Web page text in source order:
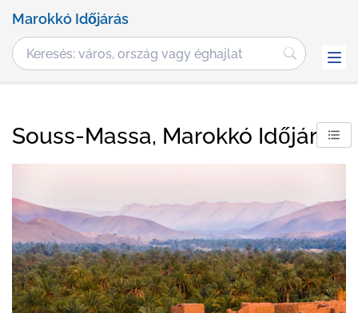
Marokkó Időjárás
Souss-Massa, Marokkó Időjárás